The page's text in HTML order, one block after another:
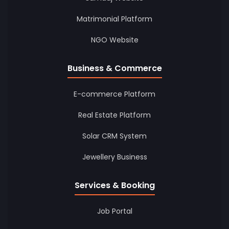
Matrimonial Platform
NGO Website
Business & Commerce
E-commerce Platform
Real Estate Platform
Solar CRM System
Jewellery Business
Services & Booking
Job Portal